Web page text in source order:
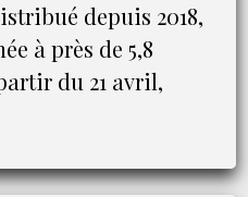
depuis 2018,
à près de 5,8
du 21 avril,